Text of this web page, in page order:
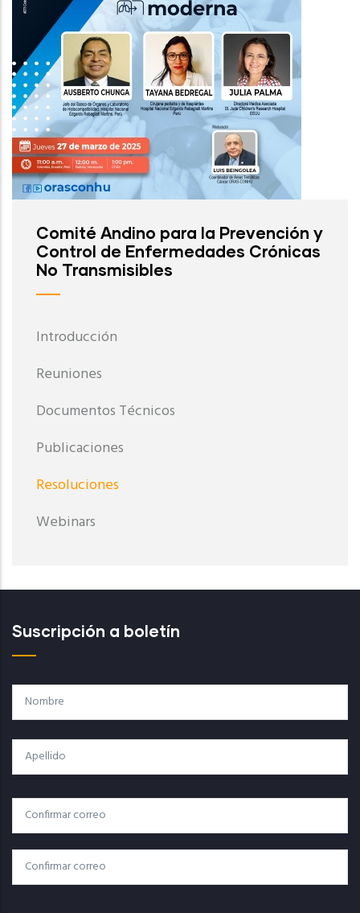
Comité Andino para la Prevención y
Control de Enfermedades Crónicas
No Transmisibles
Introducción
Reuniones
Documentos Técnicos
Publicaciones
Resoluciones
Webinars
Suscripción a boletín
Nombre
Apellido
Correo
Electrónico
Correo Electrónico
Confirmar Correo